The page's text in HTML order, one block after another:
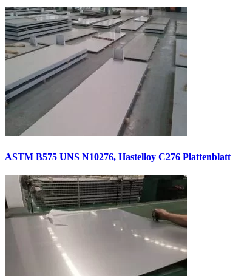
ASTM B575 UNS N10276, Hastelloy C276 Plattenblatt